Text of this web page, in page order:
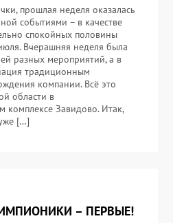
прошлая неделя оказалась
событиями – в качестве
спокойных половины
Вчерашняя неделя была
разных мероприятий, а в
традиционным
компании. Всё это
области в
комплексе Завидово. Итак,
[…]
– ПЕРВЫЕ!